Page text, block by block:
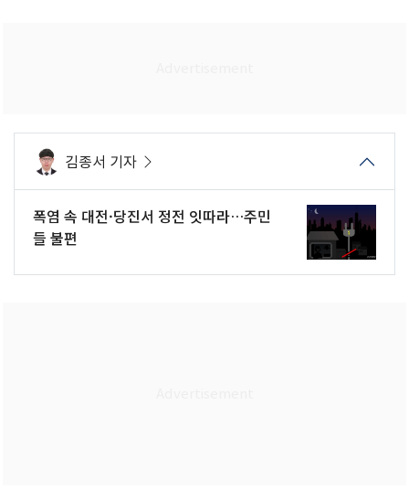
김종서 기자
폭염 속 대전·당진서 정전 잇따라…주민
들 불편